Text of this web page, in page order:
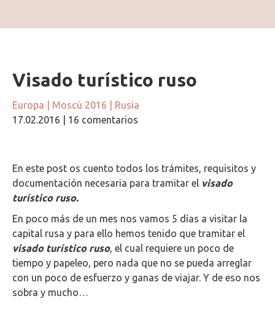
Visado turístico ruso
Europa Moscú 2016
Rusia
17.02.2016
16 comentarios
En este post os cuento todos los trámites, requisitos y
documentación necesaria para tramitar el visado
turístico ruso.
En poco más de un mes nos vamos 5 días a visitar la
capital rusa y para ello hemos tenido que tramitar el
visado turístico ruso, el cual requiere un poco de
tiempo y papeleo, pero nada que no se pueda arreglar
con un poco de esfuerzo y ganas de viajar. Y de eso nos
sobra y mucho…